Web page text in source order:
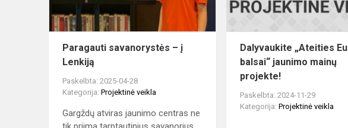
Paragauti savanorystės – į
Lenkiją
Paskelbta: 2025-04-28
Kategorija: Projektinė veikla
Gargždų atviras jaunimo centras ne
Dalyvaukite „Ateities Eu
balsai“ jaunimo mainų
projekte!
Paskelbta: 2024-11-29
Kategorija:Projektinė veikla